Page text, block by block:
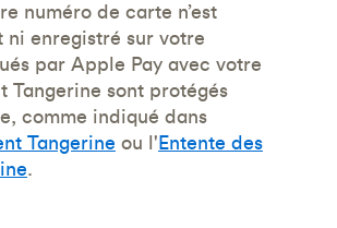
numéro de carte n’est
enregistré sur votre
par Apple Pay avec votre
sont protégés
comme indiqué dans
Tangerine ou l'Entente des
.